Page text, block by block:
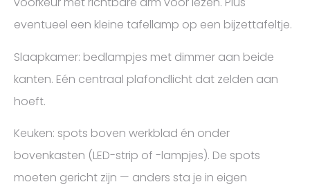
eventueel een kleine tafellamp op een bijzettafeltje.
Slaapkamer: bedlampjes met dimmer aan beide
kanten. Eén centraal plafondlicht dat zelden aan
hoeft.
Keuken: spots boven werkblad én onder
bovenkasten (LED-strip of -lampjes). De spots
moeten gericht zijn — anders sta je in eigen